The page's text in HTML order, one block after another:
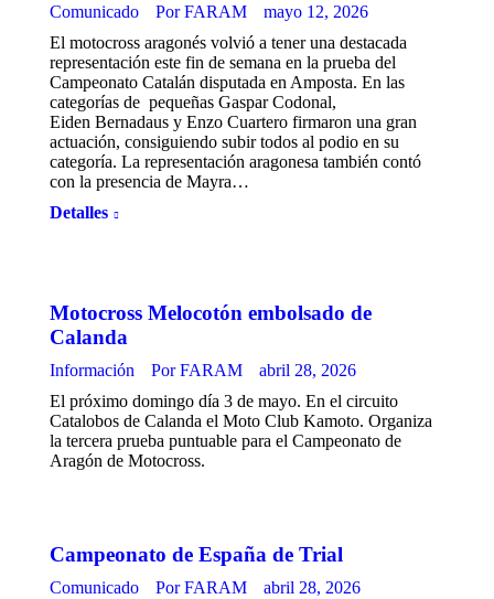
Comunicado PorFARAM
mayo 12, 2026
El motocross aragonés volvió a tener una destacada
representación este fin de semana en la prueba del
Campeonato Catalán disputada en Amposta. En las
categorías de pequeñas Gaspar Codonal,
Eiden Bernadaus y Enzo Cuartero firmaron una gran
actuación, consiguiendo subir todos al podio en su
categoría. La representación aragonesa también contó
con la presencia de Mayra…
Detalles
Motocross Melocotón embolsado de
Calanda
Información PorFARAM
abril 28, 2026
El próximo domingo día 3 de mayo. En el circuito
Catalobos de Calanda el Moto Club Kamoto. Organiza
la tercera prueba puntuable para el Campeonato de
Aragón de Motocross.
Campeonato de España de Trial
Comunicado PorFARAM abril 28, 2026